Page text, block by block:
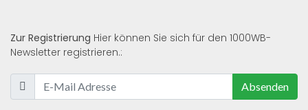
Zur Registrierung Hier können Sie sich für den 1000WB-
Newsletter registrieren.:
Absenden